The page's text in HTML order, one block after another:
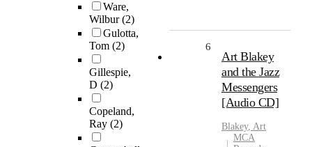
Ware,
Wilbur(2)
Gulotta,
Tom (2)
Gillespie,
D (2)
Copeland,
Ray (2)
6
Art Blakey
and the Jazz
Messengers
[Audio CD]
Blakey, Art
MCA